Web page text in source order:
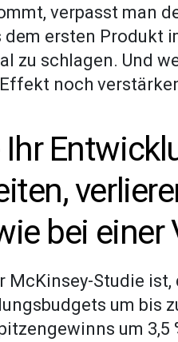
verpasst man
dem ersten Produkt
zu schlagen. Und
noch
Ihr
bei einer
McKinsey-Studie
um bis
um